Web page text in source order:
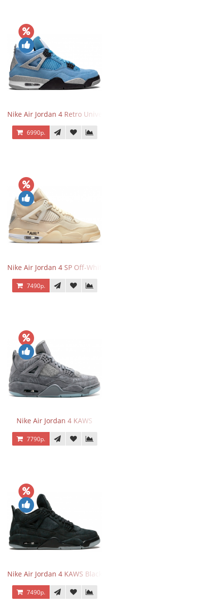
Nike Air Jordan 4 Retro University Blue
6990р.
Nike Air Jordan 4 SP Off-White Sail
7490р.
Nike Air Jordan 4 KAWS
7790р.
Nike Air Jordan 4 KAWS Black
7490р.